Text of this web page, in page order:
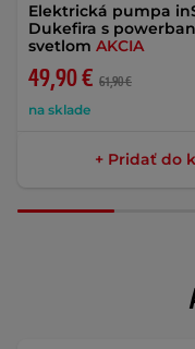
Elektrická pumpa
Dukefira s
svetlom AKCIA
49,90 € 61,90 €
na sklade
+ Pridať do